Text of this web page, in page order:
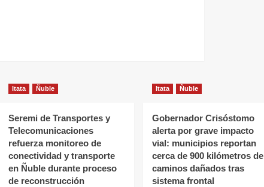
Itata Ñuble
Seremi de Transportes y
Telecomunicaciones
refuerza monitoreo de
conectividad y transporte
en Ñuble durante proceso
de reconstrucción
Itata Ñuble
Gobernador Crisóstomo
alerta por grave impacto
vial: municipios reportan
cerca de 900 kilómetros de
caminos dañados tras
sistema frontal